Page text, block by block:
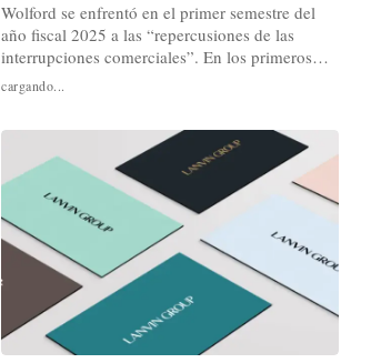
Wolford se enfrentó en el primer semestre del
año fiscal 2025 a las “repercusiones de las
interrupciones comerciales”. En los primeros
seis meses, la facturación del proveedor de ropa
austriaco disminuyó en -10,1 millones de euros,
con el mismo periodo del año anterior, según se
desprende de un...
cargando...